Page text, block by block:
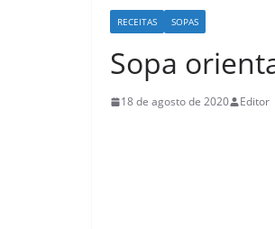
RECEITAS SOPAS
Sopa
18 de agosto de 2020 Editor